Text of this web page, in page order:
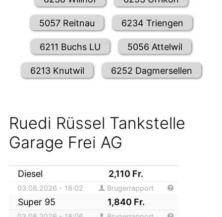
5057 Reitnau 6234 Triengen
6211 Buchs LU 5056 Attelwil
6213 Knutwil 6252 Dagmersellen
Ruedi Rüssel Tankstelle
Garage Frei AG
Diesel 2,110 Fr.
03.08.2026 - 18:02 Brugerrapport
Super 95 1,840 Fr.